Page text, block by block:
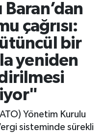
Baran’dan
çağrısı:
bir
yeniden
Yönetim Kurulu
sisteminde sürekli
ve Fikstür